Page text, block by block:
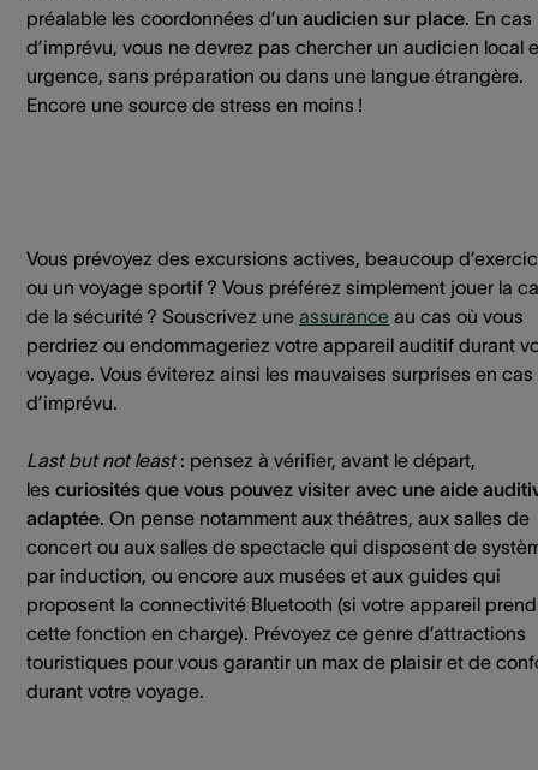
préalable les coordonnées d’un audicien sur place. En cas
d’imprévu, vous ne devrez pas chercher un audicien local
urgence, sans préparation ou dans une langue étrangère.
Encore une source de stress en moins !
Vous prévoyez des excursions actives, beaucoup
ou un voyage sportif ? Vous préférez simplement jouer la
de la sécurité ? Souscrivez une assurance au cas où vous
perdriez ou endommageriez votre appareil auditif durant
voyage. Vous éviterez ainsi les mauvaises surprises en cas
d’imprévu.
Last but not least: pensez à vérifier, avant le départ,
les curiosités que vous pouvez visiter avec une aide
adaptée. On pense notamment aux théâtres, aux salles de
concert ou aux salles de spectacle qui disposent de
par induction, ou encore aux musées et aux guides qui
proposent la connectivité Bluetooth (si votre appareil prend
cette fonction en charge). Prévoyez ce genre d’attractions
touristiques pour vous garantir un max de plaisir et de
durant votre voyage.